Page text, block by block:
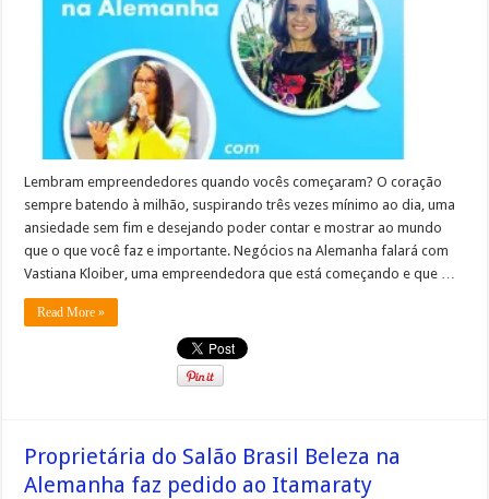
Lembram empreendedores quando vocês começaram? O coração
sempre batendo à milhão, suspirando três vezes mínimo ao dia, uma
ansiedade sem fim e desejando poder contar e mostrar ao mundo
que o que você faz e importante. Negócios na Alemanha falará com
Vastiana Kloiber, uma empreendedora que está começando e que …
Read More »
Proprietária do Salão Brasil Beleza na
Alemanha faz pedido ao Itamaraty